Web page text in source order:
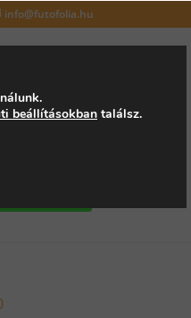
info@futofolia.hu
beállításokban találsz.